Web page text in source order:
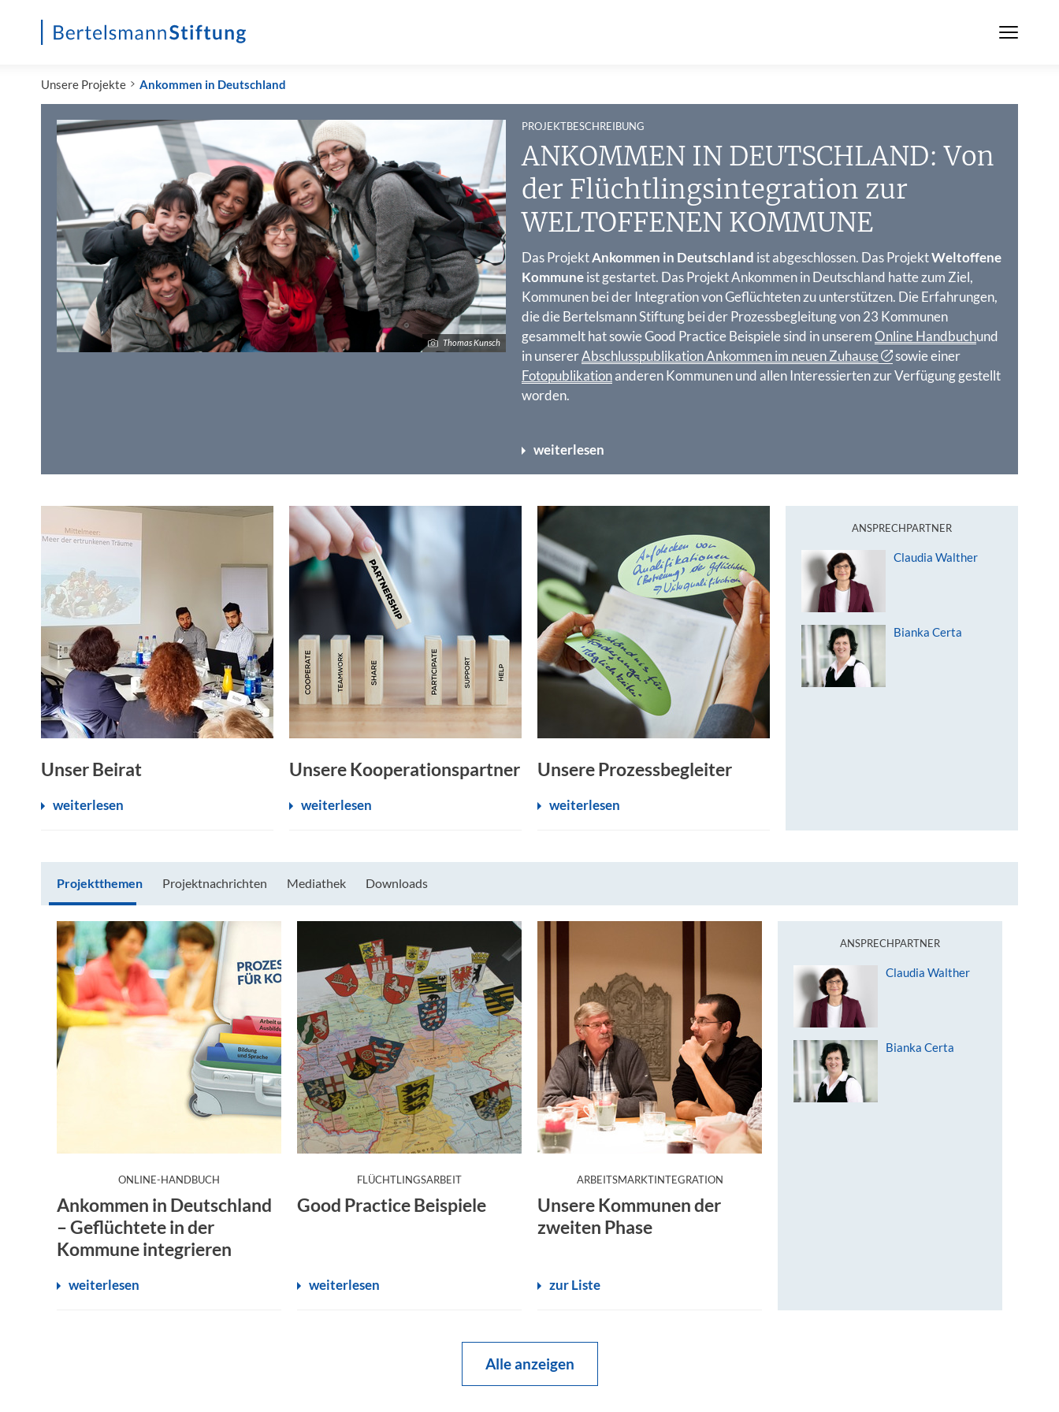
Unsere Projekte Ankommen in Deutschland
Thomas Kunsch
PROJEKTBESCHREIBUNG
ANKOMMEN IN DEUTSCHLAND: Von
der Flüchtlingsintegration zur
WELTOFFENEN KOMMUNE
Das ProjektAnkommen in Deutschland ist abgeschlossen. Das ProjektWeltoffene
Kommuneist gestartet. Das Projekt Ankommen in Deutschland hatte zum Ziel,
Kommunen bei der Integration von Geflüchteten zu unterstützen. Die Erfahrungen,
die die Bertelsmann Stiftung bei der Prozessbegleitung von 23 Kommunen
gesammelt hat sowie Good Practice Beispiele sind in unseremOnline Handbuchund
in unsererAbschlusspublikation Ankommen im neuen Zuhause
sowie einer
Fotopublikationanderen Kommunen und allen Interessierten zur Verfügung gestellt
worden.
weiterlesen
Unser Beirat
weiterlesen
Unsere Kooperationspartner
weiterlesen
Unsere Prozessbegleiter
weiterlesen
ANSPRECHPARTNER
Claudia Walther
Bianka Certa
Projektthemen Projektnachrichten Mediathek Downloads
Projektthemen
ONLINE-HANDBUCH
Ankommen in Deutschland
– Geflüchtete in der
Kommune integrieren
weiterlesen
FLÜCHTLINGSARBEIT:
Good Practice Beispiele
weiterlesen
ARBEITSMARKTINTEGRATION:
Unsere Kommunen der
zweiten Phase
zur Liste
ANSPRECHPARTNER
Claudia Walther
Bianka Certa
Alle anzeigen